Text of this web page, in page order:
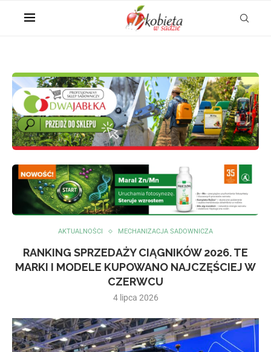
AKTUALNOŚCI MECHANIZACJA SADOWNICZA
RANKING SPRZEDAŻY CIĄGNIKÓW 2026. TE
MARKI I MODELE KUPOWANO NAJCZĘŚCIEJ W
CZERWCU
4 lipca 2026